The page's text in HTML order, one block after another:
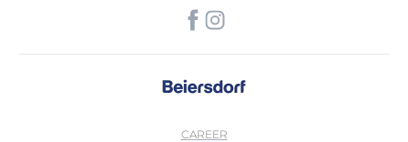
CAREER